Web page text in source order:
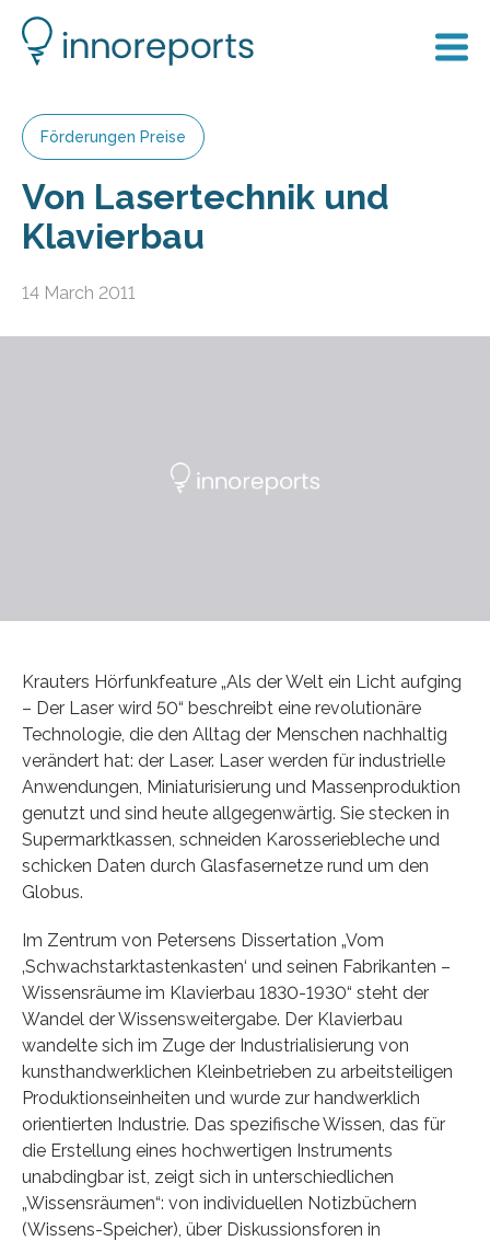
Förderungen Preise
Von Lasertechnik und
Klavierbau
14 March 2011
Krauters Hörfunkfeature „Als der Welt ein Licht aufging
– Der Laser wird 50“ beschreibt eine revolutionäre
Technologie, die den Alltag der Menschen nachhaltig
verändert hat: der Laser. Laser werden für industrielle
Anwendungen, Miniaturisierung und Massenproduktion
genutzt und sind heute allgegenwärtig. Sie stecken in
Supermarktkassen, schneiden Karosseriebleche und
schicken Daten durch Glasfasernetze rund um den
Globus.
Im Zentrum von Petersens Dissertation „Vom
‚Schwachstarktastenkasten‘ und seinen Fabrikanten –
Wissensräume im Klavierbau 1830-1930“ steht der
Wandel der Wissensweitergabe. Der Klavierbau
wandelte sich im Zuge der Industrialisierung von
kunsthandwerklichen Kleinbetrieben zu arbeitsteiligen
Produktionseinheiten und wurde zur handwerklich
orientierten Industrie. Das spezifische Wissen, das für
die Erstellung eines hochwertigen Instruments
unabdingbar ist, zeigt sich in unterschiedlichen
„Wissensräumen“: von individuellen Notizbüchern
(Wissens-Speicher), über Diskussionsforen in